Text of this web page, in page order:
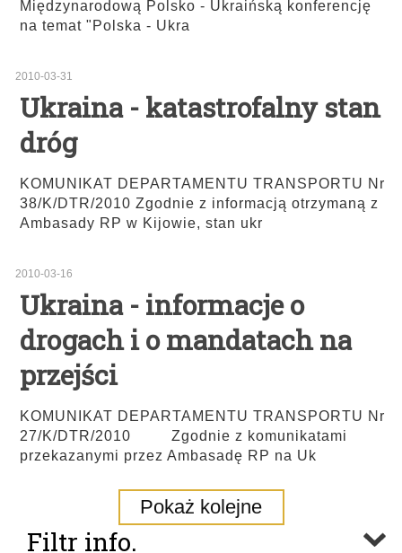
Międzynarodową Polsko - Ukraińską konferencję
na temat "Polska - Ukra
2010-03-31
Ukraina - katastrofalny stan
dróg
KOMUNIKAT DEPARTAMENTU TRANSPORTU Nr
38/K/DTR/2010 Zgodnie z informacją otrzymaną z
Ambasady RP w Kijowie, stan ukr
2010-03-16
Ukraina - informacje o
drogach i o mandatach na
przejści
KOMUNIKAT DEPARTAMENTU TRANSPORTU Nr
27/K/DTR/2010 Zgodnie z komunikatami
przekazanymi przez Ambasadę RP na Uk
Pokaż kolejne
Filtr info.